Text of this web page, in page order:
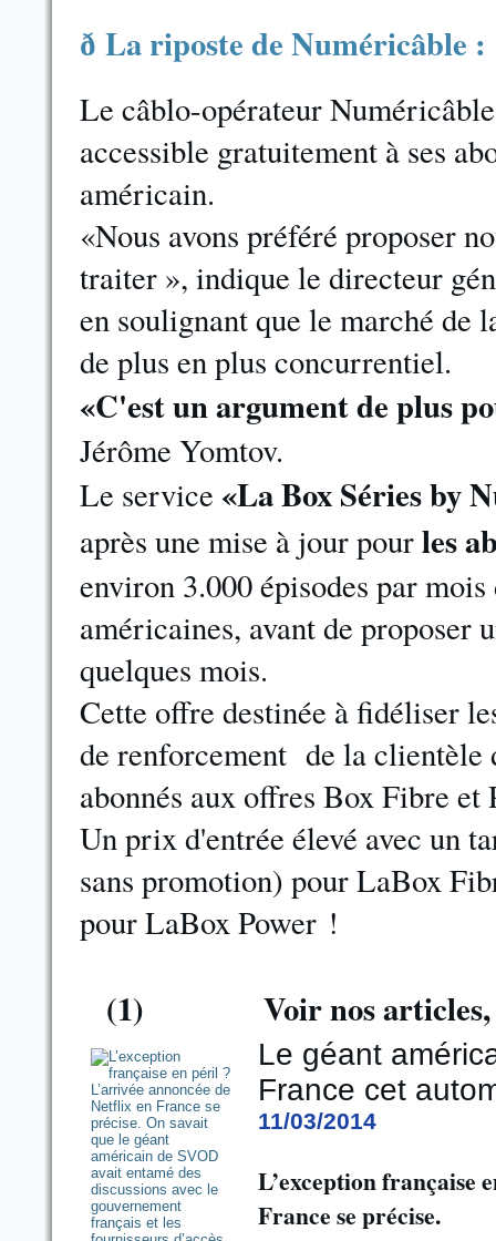
ð La riposte de Numéricâble :
Le câblo-opérateur
accessible gratuitement à ses
américain.
«Nous avons préféré proposer
traiter », indique le directeur
en soulignant que le marché de
de plus en plus concurrentiel.
«C'est un argument de plus
Jérôme Yomtov.
Le service «La Box Séries by
après une mise à jour pourles
environ 3.000 épisodes par
américaines, avant de
quelques mois.
Cette offre destinée à fidéliser
de renforcement de la clientèle
abonnés aux offres Box Fibre
Un prix d'entrée élevé avec un
sans promotion) pour LaBox
pour LaBox Power !
(1) Voir nos
Le géant
France cet
11/03/2014
L’exception française
France se précise.